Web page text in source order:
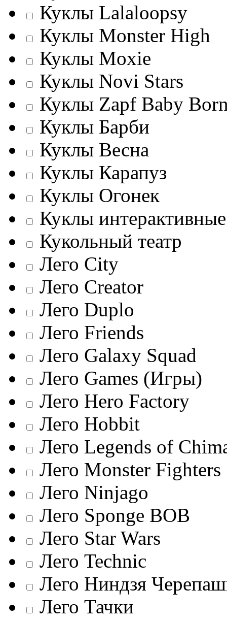
Куклы Lalaloopsy
Куклы Monster High
Куклы Moxie
Куклы Novi Stars
Куклы Zapf Baby
Куклы Барби
Куклы Весна
Куклы Карапуз
Куклы Огонек
Куклы интерактивные
Кукольный театр
Лего City
Лего Creator
Лего Duplo
Лего Friends
Лего Galaxy Squad
Лего Games (Игры)
Лего Hero Factory
Лего Hobbit
Лего Legends of
Лего Monster Fighters
Лего Ninjago
Лего Sponge BOB
Лего Star Wars
Лего Technic
Лего Ниндзя
Лего Тачки